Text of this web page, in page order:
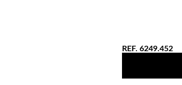
REF. 6249.452